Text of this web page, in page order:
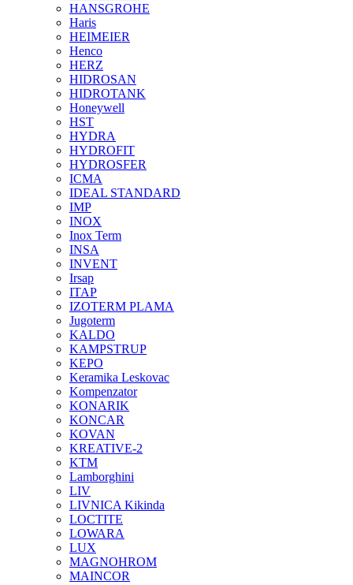
HANSGROHE
Haris
HEIMEIER
Henco
HERZ
HIDROSAN
HIDROTANK
Honeywell
HST
HYDRA
HYDROFIT
HYDROSFER
ICMA
IDEAL STANDARD
IMP
INOX
Inox Term
INSA
INVENT
Irsap
ITAP
IZOTERM PLAMA
Jugoterm
KALDO
KAMPSTRUP
KEPO
Keramika Leskovac
Kompenzator
KONARIK
KONCAR
KOVAN
KREATIVE-2
KTM
Lamborghini
LIV
LIVNICA Kikinda
LOCTITE
LOWARA
LUX
MAGNOHROM
MAINCOR